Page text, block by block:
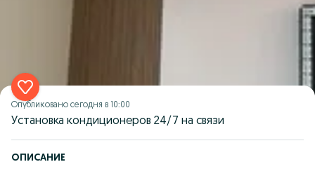
Опубликовано сегодня в 10:00
Установка кондиционеров 24/7 на связи
ОПИСАНИЕ